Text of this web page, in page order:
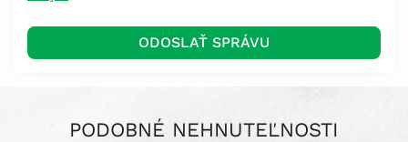
PODOBNÉ NEHNUTEĽNOSTI